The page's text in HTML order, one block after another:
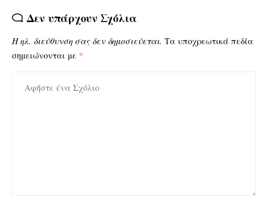
Δεν υπάρχουν Σχόλια
Η ηλ. διεύθυνση σας δεν δημοσιεύεται. Τα υποχρεωτικά πεδία
σημειώνονται με *